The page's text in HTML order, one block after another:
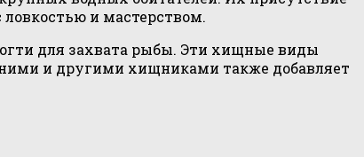
и мастерством.
для захвата рыбы. Эти хищные виды
и другими хищниками также добавляет